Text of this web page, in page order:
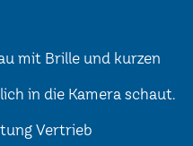
Vertrieb